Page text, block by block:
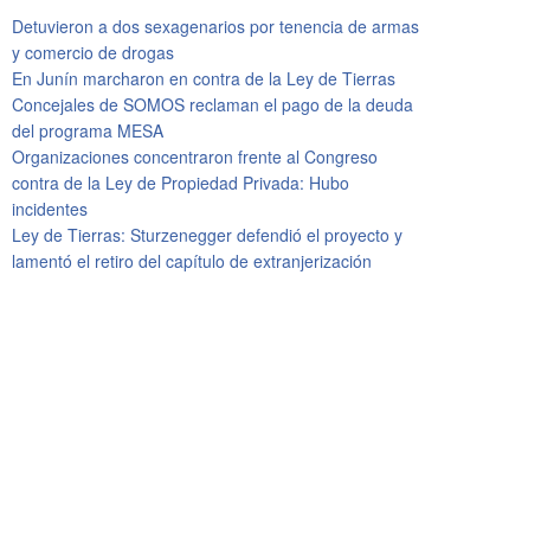
Detuvieron a dos sexagenarios por tenencia de armas
y comercio de drogas
En Junín marcharon en contra de la Ley de Tierras
Concejales de SOMOS reclaman el pago de la deuda
del programa MESA
Organizaciones concentraron frente al Congreso
contra de la Ley de Propiedad Privada: Hubo
incidentes
Ley de Tierras: Sturzenegger defendió el proyecto y
lamentó el retiro del capítulo de extranjerización